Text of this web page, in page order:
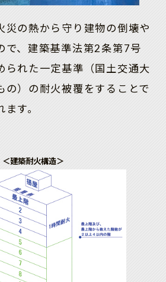
災の熱から守り建物の倒壊や
で、建築基準法第2条第7号
られた一定基準（国土交通大
の）の耐火被覆をすることで
す。
＜建築耐火構造＞